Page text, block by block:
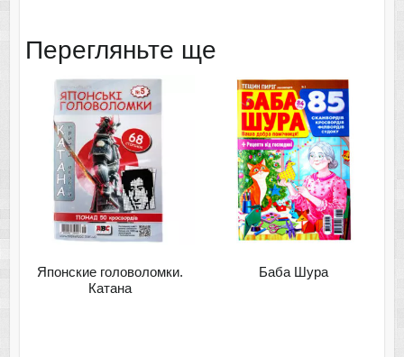
Перегляньте ще
Японские головоломки.
Катана
Баба Шура